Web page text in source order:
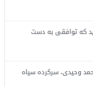
که توافقی به دست
وحیدی، سرکرده سپاه